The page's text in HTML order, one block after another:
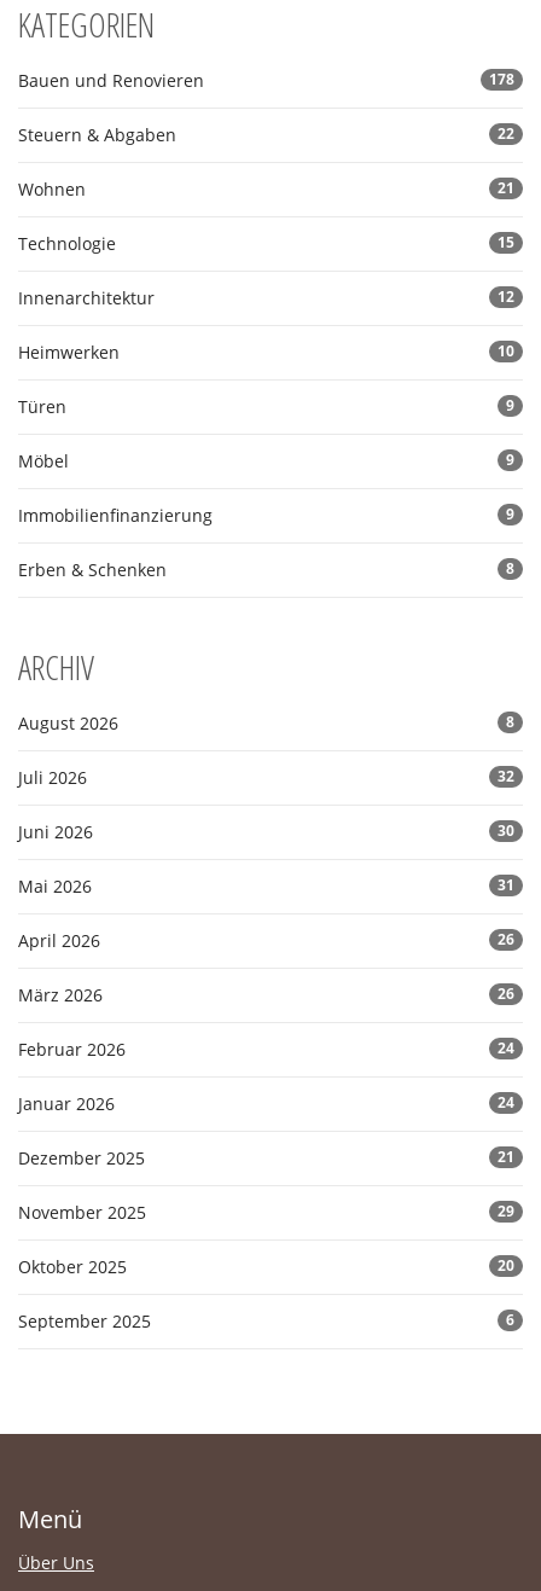
KATEGORIEN
Bauen und Renovieren 178
Steuern & Abgaben 22
Wohnen 21
Technologie 15
Innenarchitektur 12
Heimwerken 10
Türen 9
Möbel 9
Immobilienfinanzierung 9
Erben & Schenken 8
ARCHIV
August 2026 8
Juli 2026 32
Juni 2026 30
Mai 2026 31
April 2026 26
März 2026 26
Februar 2026 24
Januar 2026 24
Dezember 2025 21
November 2025 29
Oktober 2025 20
September 2025 6
Menü
Über Uns